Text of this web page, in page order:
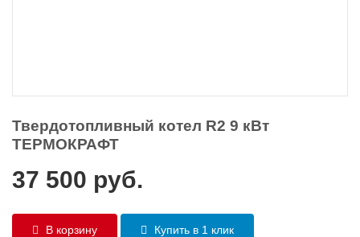
Твердотопливный котел R2 9 кВт
ТЕРМОКРАФТ
37 500 руб.
В корзину Купить в 1 клик